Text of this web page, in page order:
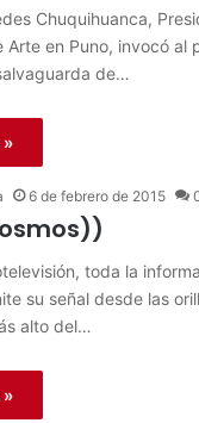
Chuquihuanca,
Arte en Puno, invocó al
de…
»
6 de febrero de 2015
toda la
su señal desde las
alto del…
»